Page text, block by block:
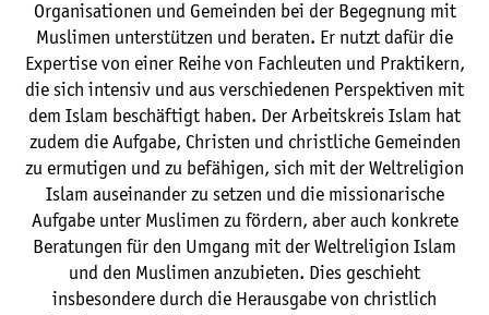
Organisationen und Gemeinden bei der Begegnung mit
Muslimen unterstützen und beraten. Er nutzt dafür die
Expertise von einer Reihe von Fachleuten und Praktikern,
die sich intensiv und aus verschiedenen Perspektiven mit
dem Islam beschäftigt haben. Der Arbeitskreis Islam hat
zudem die Aufgabe, Christen und christliche Gemeinden
zu ermutigen und zu befähigen, sich mit der Weltreligion
Islam auseinander zu setzen und die missionarische
Aufgabe unter Muslimen zu fördern, aber auch konkrete
Beratungen für den Umgang mit der Weltreligion Islam
und den Muslimen anzubieten. Dies geschieht
insbesondere durch die Herausgabe von christlich